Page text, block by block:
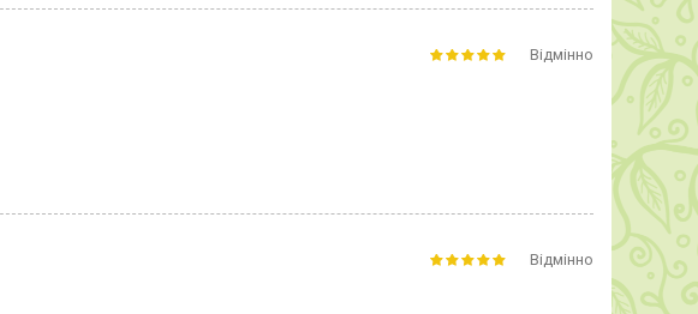
Відмінно
Відмінно